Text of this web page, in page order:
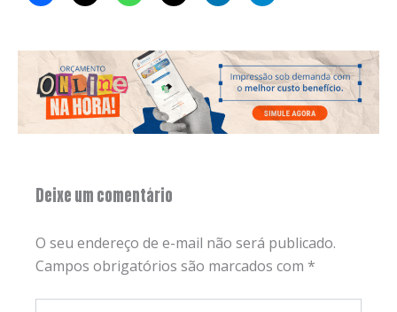
Deixe um comentário
O seu endereço de e-mail não será publicado.
Campos obrigatórios são marcados com *